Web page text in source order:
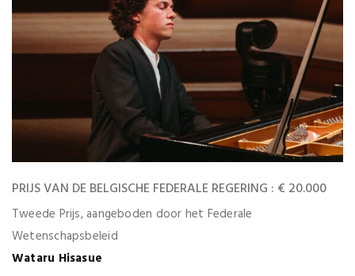
PRIJS VAN DE BELGISCHE FEDERALE REGERING : € 20.000
Tweede Prijs, aangeboden door het Federale
Wetenschapsbeleid
Wataru Hisasue